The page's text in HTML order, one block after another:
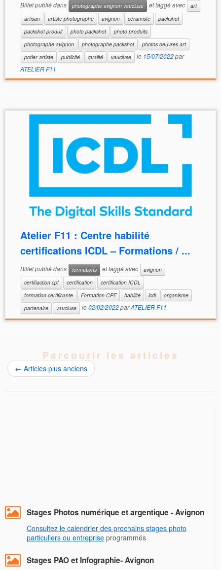
Billet publié dans photographe avignon vaucluse et taggé avec
art
artisan
artiste photographe avignon céramiste
packshot
packshot produit
photo packshot
photo produits
photographe avignon
photographe packshot
photos oeuvres art
potier artiste
publicité qualité vaucluse le 15/07/2022par
ATELIER F11
Atelier F11 : Centre habilité
certifications ICDL – Formations / ...
Billet publié dans formations et taggé avec
avignon
certifiaction cpf
certification
certification ICDL
formation certificante
Formation CPF habilité icdl
organisme
partenaire
vaucluse le02/02/2022parATELIER F11
Parcourir les articles
← Articles plus anciens
Stages Photos numérique et argentique - Avignon
Consultez le calendrier des prochains stages photo
particuliers ou entreprise programmés
Stages PAO et Infographie- Avignon